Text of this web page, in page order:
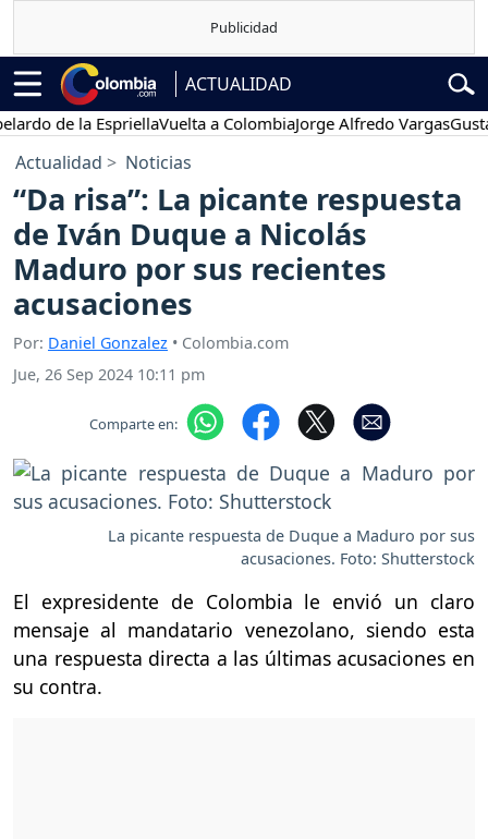
ACTUALIDAD
de la EspriellaVuelta a ColombiaJorge Alfredo VargasGustavo
Actualidad Noticias
“Da risa”: La picante respuesta
de Iván Duque a Nicolás
Maduro por sus recientes
acusaciones
Por: Daniel Gonzalez • Colombia.com
Jue, 26 Sep 2024 10:11 pm
Comparte en:
La picante respuesta de Duque a Maduro por sus
acusaciones. Foto: Shutterstock
El expresidente de Colombia le envió un claro
mensaje al mandatario venezolano, siendo esta
una respuesta directa a las últimas acusaciones en
su contra.